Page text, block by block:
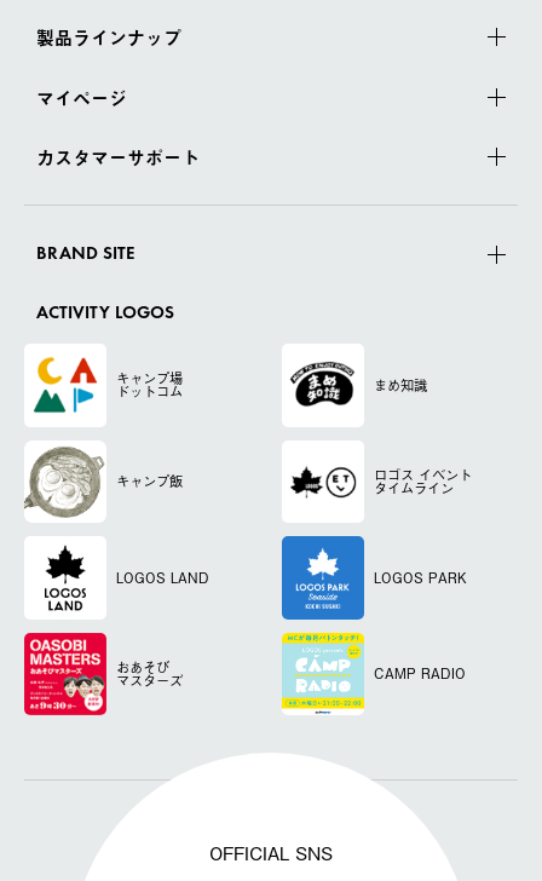
製品ラインナップ
マイページ
カスタマーサポート
BRAND SITE
ACTIVITY LOGOS
キャンプ場
ドットコム まめ知識
キャンプ飯 ロゴス イベント
タイムライン
LOGOS LAND LOGOS PARK
おあそび
マスターズ CAMP RADIO
OFFICIAL SNS